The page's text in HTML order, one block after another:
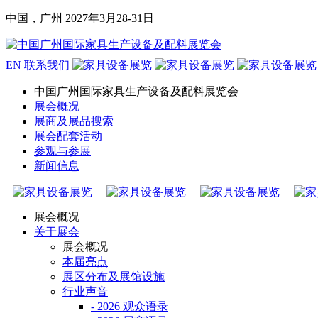
中国，广州 2027年3月28-31日
EN 联系我们
中国广州国际家具生产设备及配料展览会
展会概况
展商及展品搜索
展会配套活动
参观与参展
新闻信息
展会概况
关于展会
展会概况
本届亮点
展区分布及展馆设施
行业声音
- 2026 观众语录